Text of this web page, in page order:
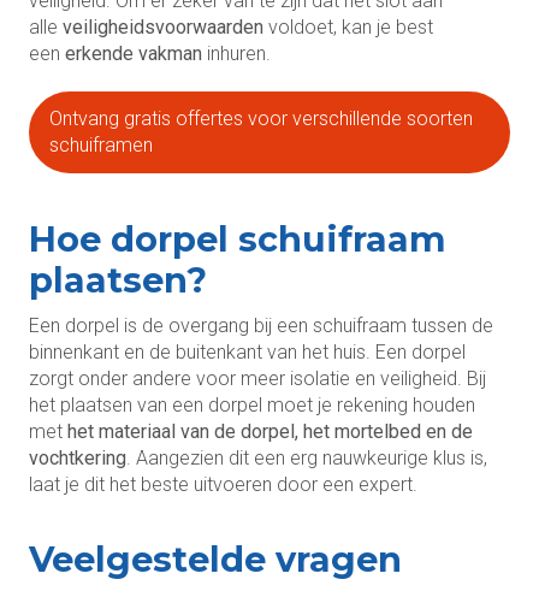
alle veiligheidsvoorwaarden voldoet, kan je best
een erkende vakman inhuren.
Ontvang gratis offertes voor verschillende soorten
schuiframen
Hoe dorpel schuifraam
plaatsen?
Een dorpel is de overgang bij een schuifraam tussen de
binnenkant en de buitenkant van het huis. Een dorpel
zorgt onder andere voor meer isolatie en veiligheid. Bij
het plaatsen van een dorpel moet je rekening houden
met het materiaal van de dorpel, het mortelbed en de
vochtkering. Aangezien dit een erg nauwkeurige klus is,
laat je dit het beste uitvoeren door een expert.
Veelgestelde vragen